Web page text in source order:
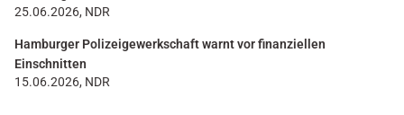
25.06.2026, NDR
Hamburger Polizeigewerkschaft warnt vor finanziellen
Einschnitten
15.06.2026, NDR